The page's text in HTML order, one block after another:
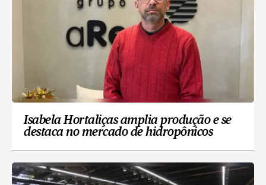
Isabela Hortaliças amplia produção e se
destaca no mercado de hidropônicos